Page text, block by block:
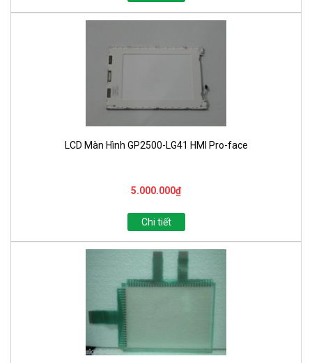
LCD Màn Hình GP2500-LG41 HMI Pro-face
5.000.000₫
Chi tiết